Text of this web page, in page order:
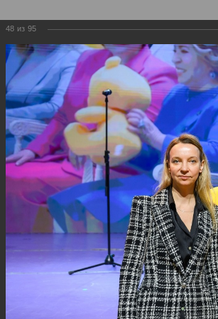
О ПРЕМИИ
2023 Церемония
13.05.2024
48 из 95